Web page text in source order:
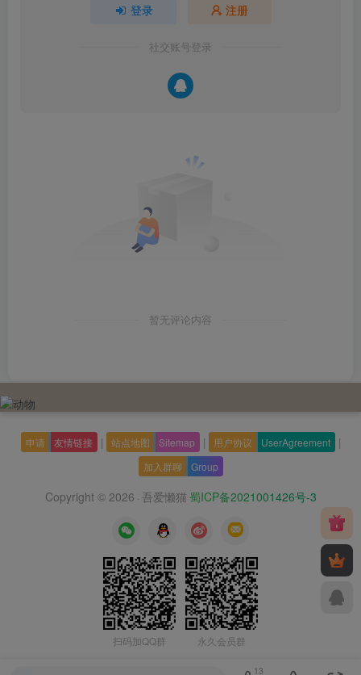
登录 注册
社交账号登录
暂无评论内容
申请 友情链接 | 站点地图 Sitemap | 用户协议 UserAgreement |
加入群聊 Group
Copyright © 2026 · 吾爱懒猫 蜀ICP备2021001426号-3
扫码加QQ群 永久会员群
13